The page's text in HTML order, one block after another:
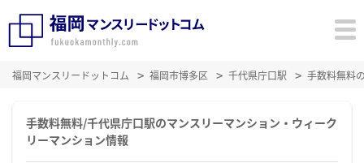
福岡マンスリードットコム 福岡市博多区 千代県庁口駅 手数料無料
手数料無料/千代県庁口駅のマンスリーマンション・ウィーク
リーマンション情報